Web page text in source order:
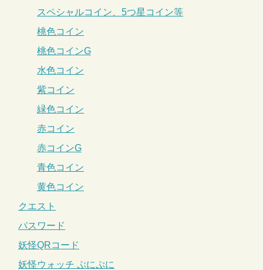
スペシャルコイン、5つ星コイン等
桃色コイン
桃色コインG
水色コイン
紫コイン
緑色コイン
赤コイン
赤コインG
青色コイン
黄色コイン
クエスト
パスワード
妖怪QRコード
妖怪ウォッチ ぷにぷに